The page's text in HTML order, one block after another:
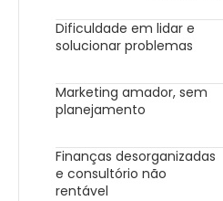
Dificuldade em lidar e
solucionar problemas
Marketing amador, sem
planejamento
Finanças desorganizadas
e consultório não
rentável